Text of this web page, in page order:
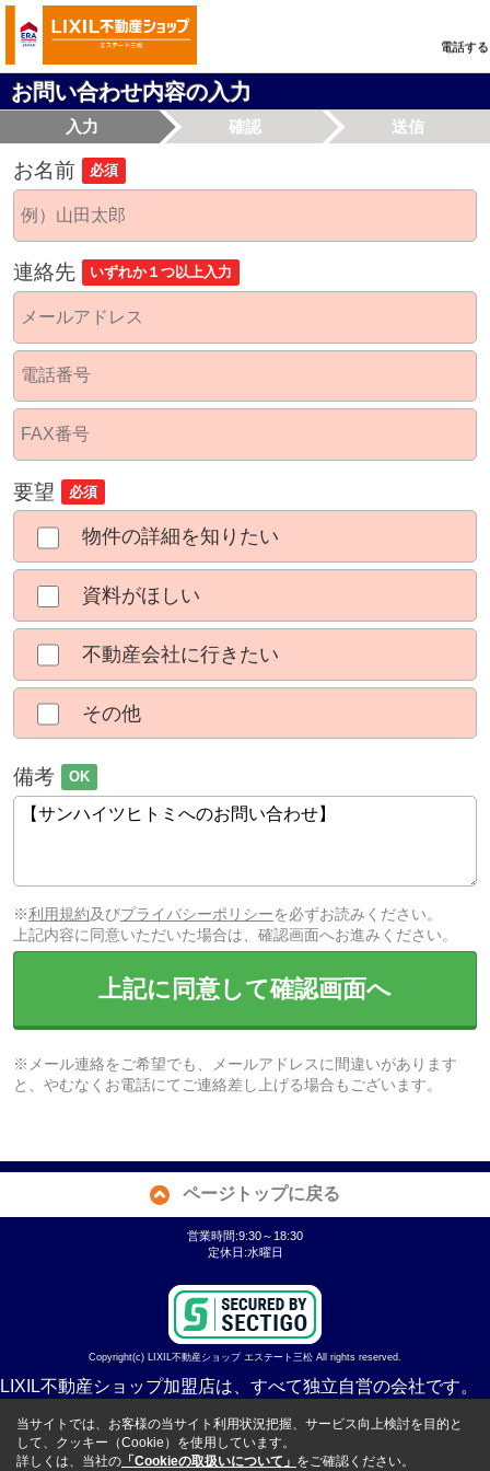
電話する
お問い合わせ内容の入力
入力 確認 送信
お名前 必須
連絡先 いずれか１つ以上入力
要望 必須
物件の詳細を知りたい
資料がほしい
不動産会社に行きたい
その他
備考 OK
※利用規約及びプライバシーポリシーを必ずお読みください。
上記内容に同意いただいた場合は、確認画面へお進みください。
上記に同意して確認画面へ
※メール連絡をご希望でも、メールアドレスに間違いがあります
と、やむなくお電話にてご連絡差し上げる場合もございます。
ページトップに戻る
営業時間:9:30～18:30
定休日:水曜日
Copyright(c) LIXIL不動産ショップ エステート三松 All rights reserved.
LIXIL不動産ショップ加盟店は、すべて独立自営の会社です。
当サイトでは、お客様の当サイト利用状況把握、サービス向上検討を目的と
して、クッキー（Cookie）を使用しています。
詳しくは、当社の 「Cookieの取扱いについて」 をご確認ください。